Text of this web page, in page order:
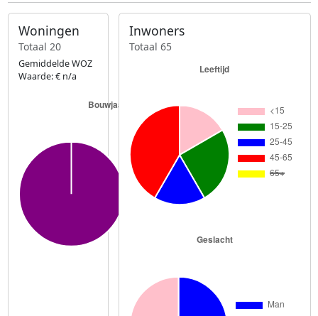
Woningen
Totaal 20
Gemiddelde WOZ
Waarde: € n/a
Inwoners
Totaal 65